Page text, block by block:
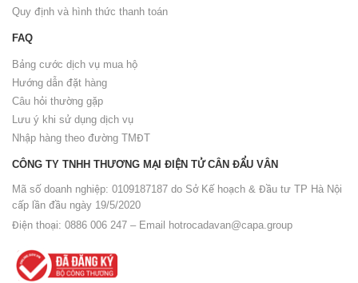
Quy định và hình thức thanh toán
FAQ
Bảng cước dịch vụ mua hộ
Hướng dẫn đặt hàng
Câu hỏi thường gặp
Lưu ý khi sử dụng dịch vụ
Nhập hàng theo đường TMĐT
CÔNG TY TNHH THƯƠNG MẠI ĐIỆN TỬ CÂN ĐẨU VÂN
Mã số doanh nghiệp: 0109187187 do Sở Kế hoạch & Đầu tư TP Hà Nội
cấp lần đầu ngày 19/5/2020
Điện thoại: 0886 006 247 – Email
hotrocadavan@capa.group